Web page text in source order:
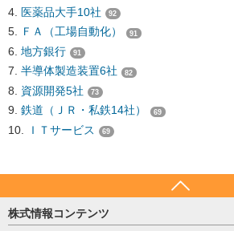
医薬品大手10社 92
ＦＡ（工場自動化） 91
地方銀行 91
半導体製造装置6社 82
資源開発5社 73
鉄道（ＪＲ・私鉄14社） 69
ＩＴサービス 69
株式情報コンテンツ